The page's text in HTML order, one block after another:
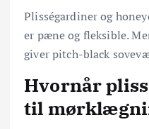
Plisségardiner og
er pæne og fleksible.
giver pitch-black
Hvornår
til